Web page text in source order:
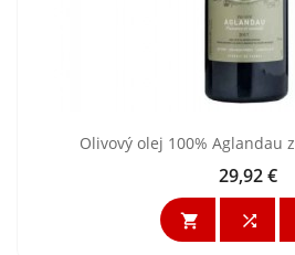
Olivový olej 100% Aglandau
Cena
29,92 €
 